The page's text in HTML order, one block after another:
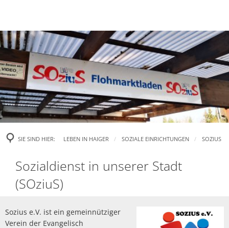
SIE SIND HIER: LEBEN IN HAIGER SOZIALE EINRICHTUNGEN SOZIUS
Sozius
Sozialdienst in unserer Stadt
(SOziuS)
Sozius e.V. ist ein gemeinnütziger
Verein der Evangelisch